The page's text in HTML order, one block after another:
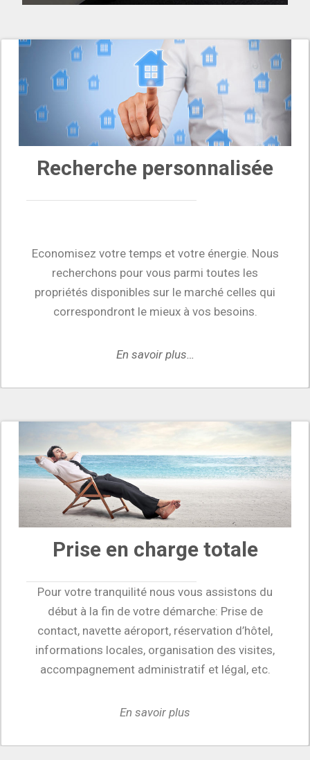
Recherche personnalisée
Economisez votre temps et votre énergie. Nous
recherchons pour vous parmi toutes les
propriétés disponibles sur le marché celles qui
correspondront le mieux à vos besoins.
En savoir plus…
Prise en charge totale
Pour votre tranquilité nous vous assistons du
début à la fin de votre démarche: Prise de
contact, navette aéroport, réservation d’hôtel,
informations locales, organisation des visites,
accompagnement administratif et légal, etc.
En savoir plus